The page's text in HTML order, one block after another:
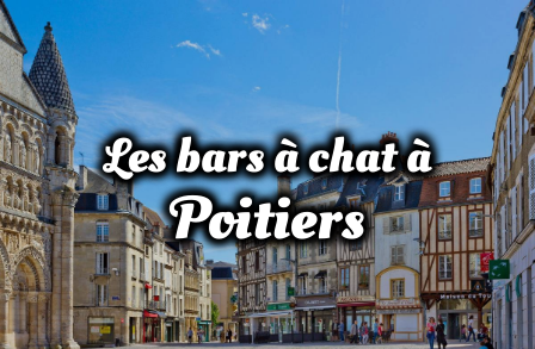
Les bars à chat à
Poitiers